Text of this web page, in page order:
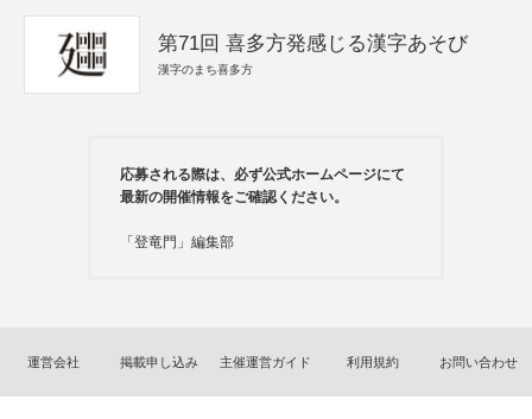
第71回 喜多方発感じる漢字あそび
漢字のまち喜多方
応募される際は、必ず公式ホームページにて
最新の開催情報をご確認ください。
「登竜門」編集部
運営会社 掲載申し込み 主催運営ガイド 利用規約 お問い合わせ